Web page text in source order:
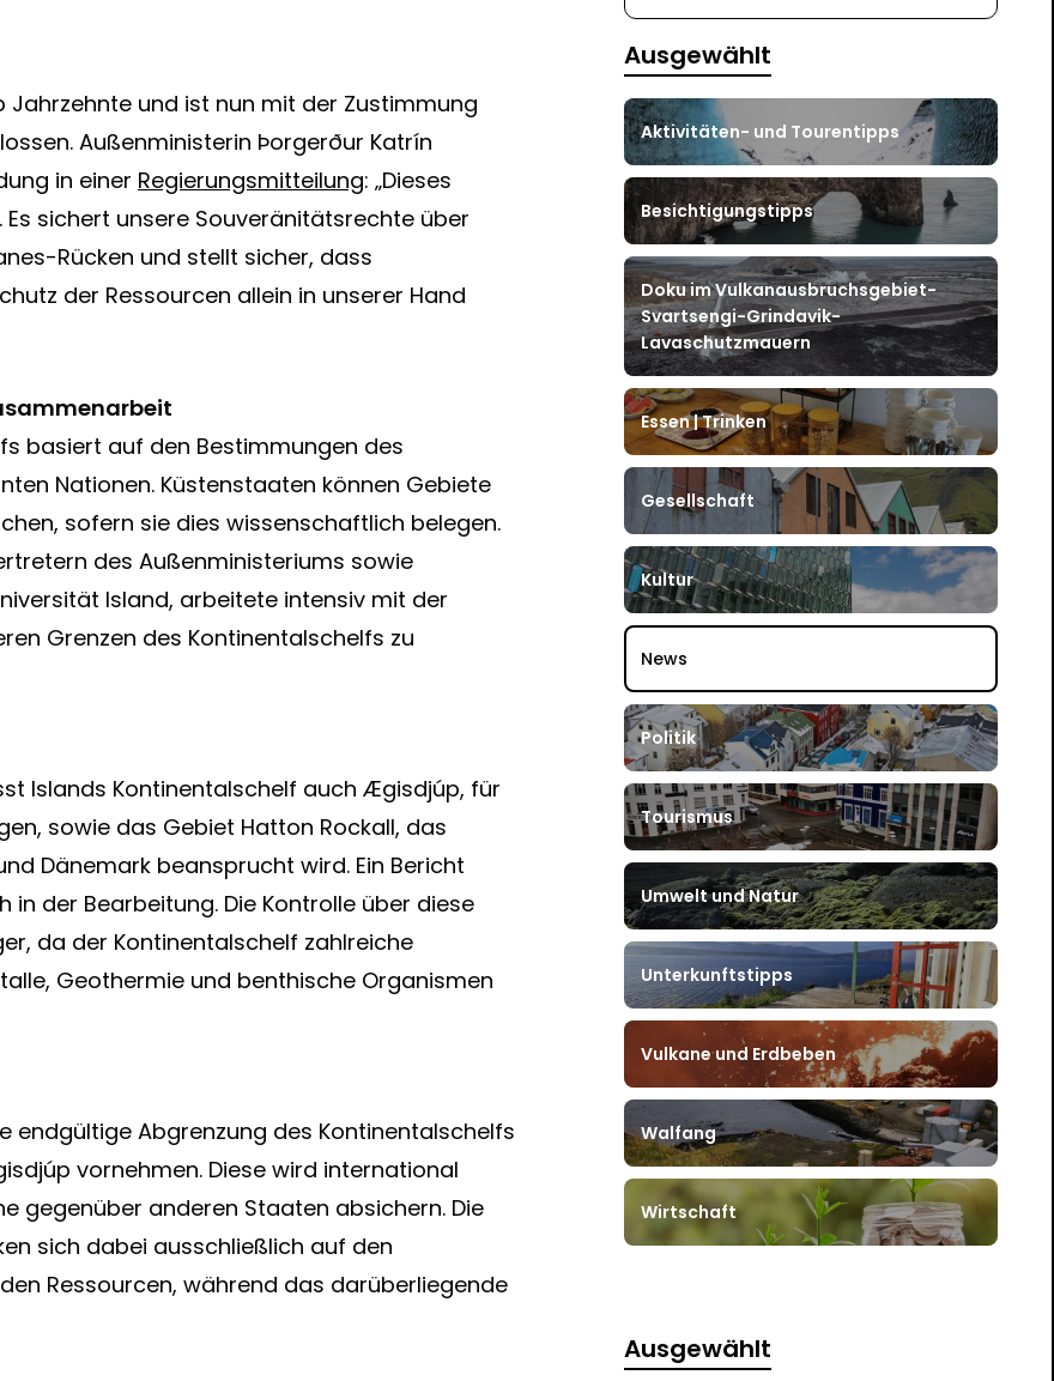
Jahrzehnte und ist nun mit der Zustimmung
Außenministerin Þorgerður Katrín
in einer Regierungsmitteilung: „Dieses
sichert unsere Souveränitätsrechte über
Rücken und stellt sicher, dass
der Ressourcen allein in unserer Hand
basiert auf den Bestimmungen des
Nationen. Küstenstaaten können Gebiete
sofern sie dies wissenschaftlich belegen.
des Außenministeriums sowie
Island, arbeitete intensiv mit der
Grenzen des Kontinentalschelfs zu
Islands Kontinentalschelf auch Ægisdjúp, für
sowie das Gebiet Hatton Rockall, das
Dänemark beansprucht wird. Ein Bericht
der Bearbeitung. Die Kontrolle über diese
da der Kontinentalschelf zahlreiche
Geothermie und benthische Organismen
endgültige Abgrenzung des Kontinentalschelfs
vornehmen. Diese wird international
gegenüber anderen Staaten absichern. Die
sich dabei ausschließlich auf den
Ressourcen, während das darüberliegende
Ausgewählt
Aktivitäten- und Tourentipps
Besichtigungstipps
Doku im Vulkanausbruchsgebiet-
Svartsengi-Grindavik-
Lavaschutzmauern
Essen | Trinken
Gesellschaft
Kultur
News
Politik
Tourismus
Umwelt und Natur
Unterkunftstipps
Vulkane und Erdbeben
Walfang
Wirtschaft
Ausgewählt